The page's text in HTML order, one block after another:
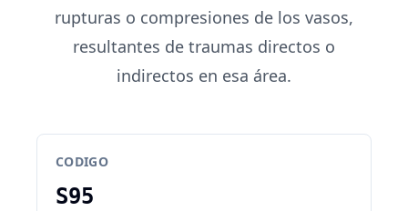
rupturas o compresiones de los vasos,
resultantes de traumas directos o
indirectos en esa área.
CODIGO
S95